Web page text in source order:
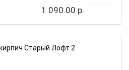
1 090.00 р.